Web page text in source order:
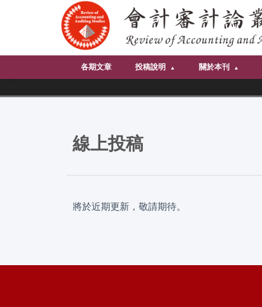
各期文章 投稿說明 關於本刊
線上投稿
將於近期更新，敬請期待。